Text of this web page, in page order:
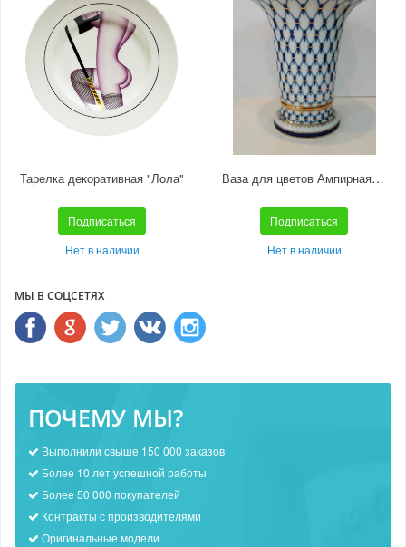
Тарелка декоративная "Лола"
Подписаться
Нет в наличии
Ваза для цветов Ампирная "Кобальтовая сетка"
Подписаться
Нет в наличии
МЫ В СОЦСЕТЯХ
ПОЧЕМУ МЫ?
Выполнили свыше 150 000 заказов
Более 10 лет успешной работы
Более 50 000 покупателей
Контракты с производителями
Оригинальные модели